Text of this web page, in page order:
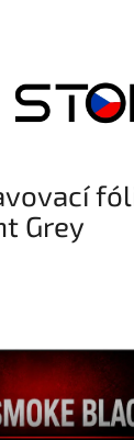
Grey